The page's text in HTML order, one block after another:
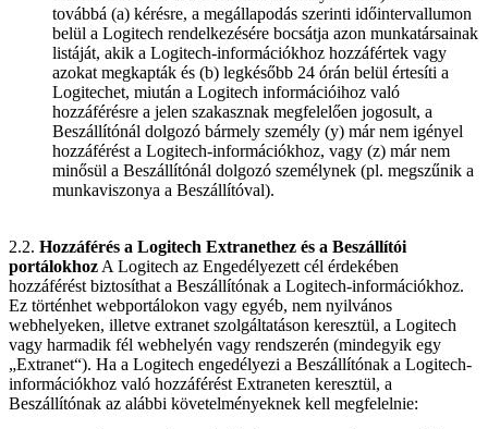
továbbá (a) kérésre, a megállapodás szerinti időintervallumon
belül a Logitech rendelkezésére bocsátja azon munkatársainak
listáját, akik a Logitech-információkhoz hozzáfértek vagy
azokat megkapták és (b) legkésőbb 24 órán belül értesíti a
Logitechet, miután a Logitech információihoz való
hozzáférésre a jelen szakasznak megfelelően jogosult, a
Beszállítónál dolgozó bármely személy (y) már nem igényel
hozzáférést a Logitech-információkhoz, vagy (z) már nem
minősül a Beszállítónál dolgozó személynek (pl. megszűnik a
munkaviszonya a Beszállítóval).
2.2. Hozzáférés a Logitech Extranethez és a Beszállítói
portálokhoz A Logitech az Engedélyezett cél érdekében
hozzáférést biztosíthat a Beszállítónak a Logitech-információkhoz.
Ez történhet webportálokon vagy egyéb, nem nyilvános
webhelyeken, illetve extranet szolgáltatáson keresztül, a Logitech
vagy harmadik fél webhelyén vagy rendszerén (mindegyik egy
„Extranet“). Ha a Logitech engedélyezi a Beszállítónak a Logitech-
információkhoz való hozzáférést Extraneten keresztül, a
Beszállítónak az alábbi követelményeknek kell megfelelnie: